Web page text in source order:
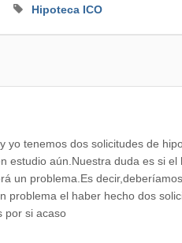
Hipoteca ICO
yo tenemos dos solicitudes de
estudio aún.Nuestra duda es si
un problema.Es
problema el haber hecho dos
por si acaso